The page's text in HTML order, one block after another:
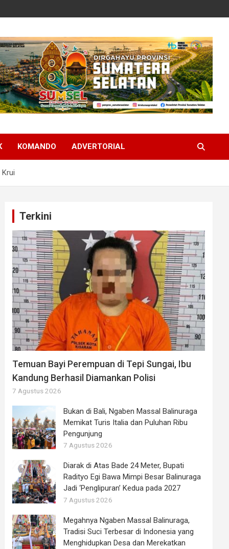
KOMANDO ADVERTORIAL
Terkini
Temuan Bayi Perempuan di Tepi Sungai, Ibu
Kandung Berhasil Diamankan Polisi
7 Agustus 2026
Bukan di Bali, Ngaben Massal Balinuraga
Memikat Turis Italia dan Puluhan Ribu
Pengunjung
7 Agustus 2026
Diarak di Atas Bade 24 Meter, Bupati
Radityo Egi Bawa Mimpi Besar Balinuraga
Jadi ‘Penglipuran’ Kedua pada 2027
7 Agustus 2026
Megahnya Ngaben Massal Balinuraga,
Tradisi Suci Terbesar di Indonesia yang
Menghidupkan Desa dan Merekatkan